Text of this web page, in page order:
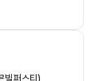
퍼스티)